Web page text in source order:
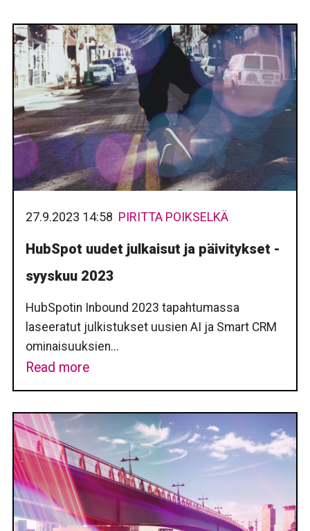
27.9.2023 14:58 PIRITTA POIKSELKÄ
HubSpot uudet julkaisut ja päivitykset -
syyskuu 2023
HubSpotin Inbound 2023 tapahtumassa
laseeratut julkistukset uusien AI ja Smart CRM
ominaisuuksien...
Read more